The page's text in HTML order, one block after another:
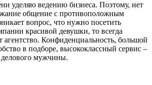
уделяю ведению бизнеса. Поэтому, нет
общение с противоположным
вопрос, что нужно посетить
красивой девушки, то всегда
агентство. Конфиденциальность, большой
в подборе, высококлассный сервис –
мужчины.